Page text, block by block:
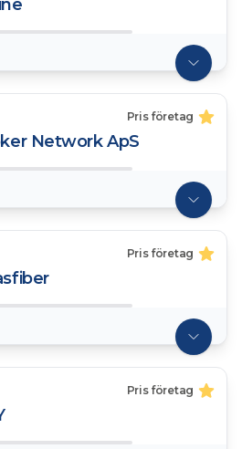
Pris företag
Network ApS
Pris företag
Pris företag